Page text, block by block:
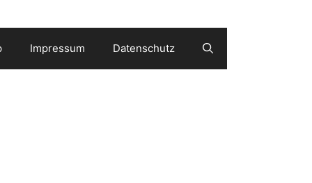
Impressum Datenschutz